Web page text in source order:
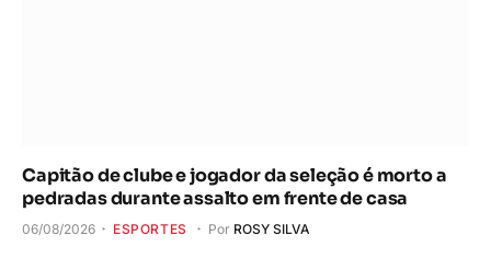
Capitão de clube e jogador da seleção é morto a
pedradas durante assalto em frente de casa
06/08/2026 ESPORTES Por ROSY SILVA